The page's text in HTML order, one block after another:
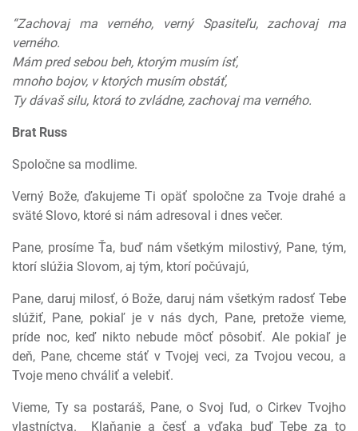
“Zachovaj ma verného, verný Spasiteľu, zachovaj ma
verného.
Mám pred sebou beh, ktorým musím ísť,
mnoho bojov, v ktorých musím obstáť,
Ty dávaš silu, ktorá to zvládne, zachovaj ma verného.
Brat Russ
Spoločne sa modlime.
Verný Bože, ďakujeme Ti opäť spoločne za Tvoje drahé a
sväté Slovo, ktoré si nám adresoval i dnes večer.
Pane, prosíme Ťa, buď nám všetkým milostivý, Pane, tým,
ktorí slúžia Slovom, aj tým, ktorí počúvajú,
Pane, daruj milosť, ó Bože, daruj nám všetkým radosť Tebe
slúžiť, Pane, pokiaľ je v nás dych, Pane, pretože vieme,
príde noc, keď nikto nebude môcť pôsobiť. Ale pokiaľ je
deň, Pane, chceme stáť v Tvojej veci, za Tvojou vecou, a
Tvoje meno chváliť a velebiť.
Vieme, Ty sa postaráš, Pane, o Svoj ľud, o Cirkev Tvojho
vlastníctva.
Klaňanie a česť a vďaka buď Tebe za to